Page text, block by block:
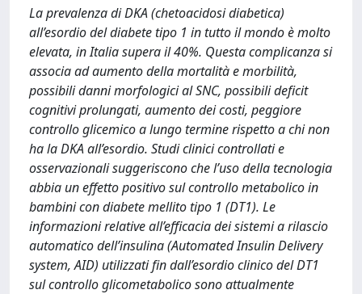
La prevalenza di DKA (chetoacidosi diabetica)
all’esordio del diabete tipo 1 in tutto il mondo è molto
elevata, in Italia supera il 40%. Questa complicanza si
associa ad aumento della mortalità e morbilità,
possibili danni morfologici al SNC, possibili deficit
cognitivi prolungati, aumento dei costi, peggiore
controllo glicemico a lungo termine rispetto a chi non
ha la DKA all’esordio. Studi clinici controllati e
osservazionali suggeriscono che l’uso della tecnologia
abbia un effetto positivo sul controllo metabolico in
bambini con diabete mellito tipo 1 (DT1). Le
informazioni relative all’efficacia dei sistemi a rilascio
automatico dell’insulina (Automated Insulin Delivery
system, AID) utilizzati fin dall’esordio clinico del DT1
sul controllo glicometabolico sono attualmente